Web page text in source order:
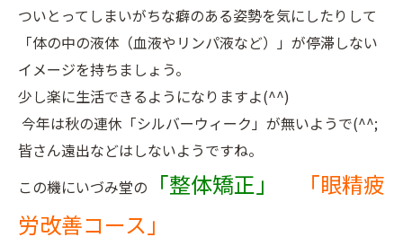
ついとってしまいがちな癖のある姿勢を気にしたりして
「体の中の液体（血液やリンパ液など）」が停滞しない
イメージを持ちましょう。
少し楽に生活できるようになりますよ(^^)
今年は秋の連休「シルバーウィーク」が無いようで(^^;
皆さん遠出などはしないようですね。
この機にいづみ堂の
「整体矯正」
「眼精疲
労改善コース」